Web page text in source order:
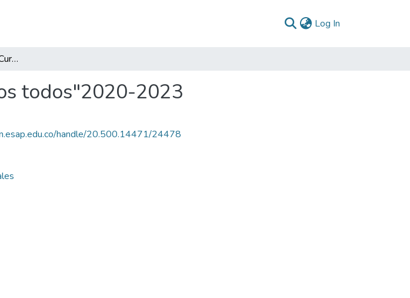
Log In
Programa de gobierno "Curití somos todos"2020-2023
todos"2020-2023
handle/20.500.14471/24478